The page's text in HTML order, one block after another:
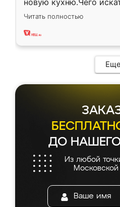
новую кухню.Чего
вполне довольна.
два года, нареканий нет.
Читать полностью
Еще
ДО
Из любой
Московской